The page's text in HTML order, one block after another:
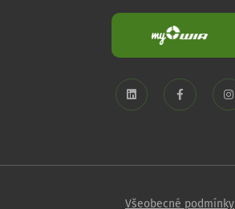
Všeobecné podmínky